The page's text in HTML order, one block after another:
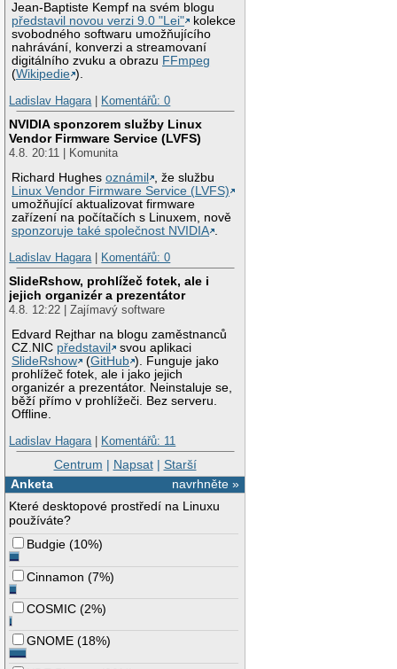
Jean-Baptiste Kempf na svém blogu
představil novou verzi 9.0 "Lei"
kolekce
svobodného softwaru umožňujícího
nahrávání, konverzi a streamovaní
digitálního zvuku a obrazu FFmpeg
(Wikipedie ).
Ladislav Hagara| Komentářů: 0
NVIDIA sponzorem služby Linux
Vendor Firmware Service (LVFS)
4.8. 20:11 | Komunita
Richard Hughesoznámil
, že službu
Linux Vendor Firmware Service (LVFS)
umožňující aktualizovat firmware
zařízení na počítačích s Linuxem, nově
sponzoruje také společnost NVIDIA .
Ladislav Hagara| Komentářů: 0
SlideRshow, prohlížeč fotek, ale i
jejich organizér a prezentátor
4.8. 12:22 | Zajímavý software
Edvard Rejthar na blogu zaměstnanců
CZ.NIC představil
svou aplikaci
SlideRshow
(GitHub ). Funguje jako
prohlížeč fotek, ale i jako jejich
organizér a prezentátor. Neinstaluje se,
běží přímo v prohlížeči. Bez serveru.
Offline.
Ladislav Hagara| Komentářů: 11
Centrum | Napsat| Starší
navrhněte »
Anketa
Které desktopové prostředí na Linuxu
používáte?
Budgie (10%)
Cinnamon (7%)
COSMIC (2%)
GNOME (18%)